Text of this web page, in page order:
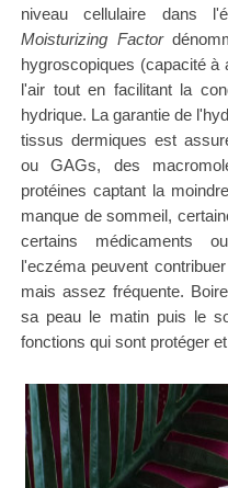
niveau cellulaire dans
Moisturizing Factor
hygroscopiques (capacité à
l'air tout en facilitant la
hydrique. La garantie de
tissus dermiques est
ou GAGs, des
protéines captant la
manque de sommeil,
certains médicaments
l'eczéma peuvent
mais assez fréquente.
sa peau le matin puis le
fonctions qui sont protéger